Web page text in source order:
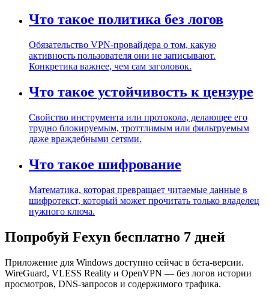
Что такое политика без логов
Обязательство VPN-провайдера о том, какую
активность пользователя они не записывают.
Конкретика важнее, чем сам заголовок.
Что такое устойчивость к цензуре
Свойство инструмента или протокола, делающее его
трудно блокируемым, троттлимым или фильтруемым
даже враждебными сетями.
Что такое шифрование
Математика, которая превращает читаемые данные в
шифротекст, который может прочитать только владелец
нужного ключа.
Попробуй Fexyn бесплатно 7 дней
Приложение для Windows доступно сейчас в бета-версии.
WireGuard, VLESS Reality и OpenVPN — без логов истории
просмотров, DNS-запросов и содержимого трафика.